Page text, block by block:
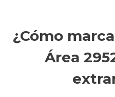
¿Cómo
Área